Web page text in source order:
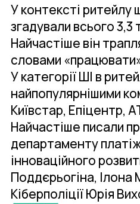
У контексті ритейлу
згадували всього 3,3
Найчастіше він
словами
У категорії ШІ в
найпопулярнішими
Київстар, Епіцентр,
Найчастіше писали
департаменту
інноваційного
Поддєрьогіна, Ілона
Кіберполіції Юрія